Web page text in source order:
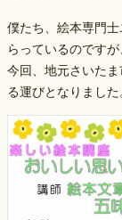
僕たち、絵本専門士
らっているのですが
今回、地元さいた
る運びとなりました